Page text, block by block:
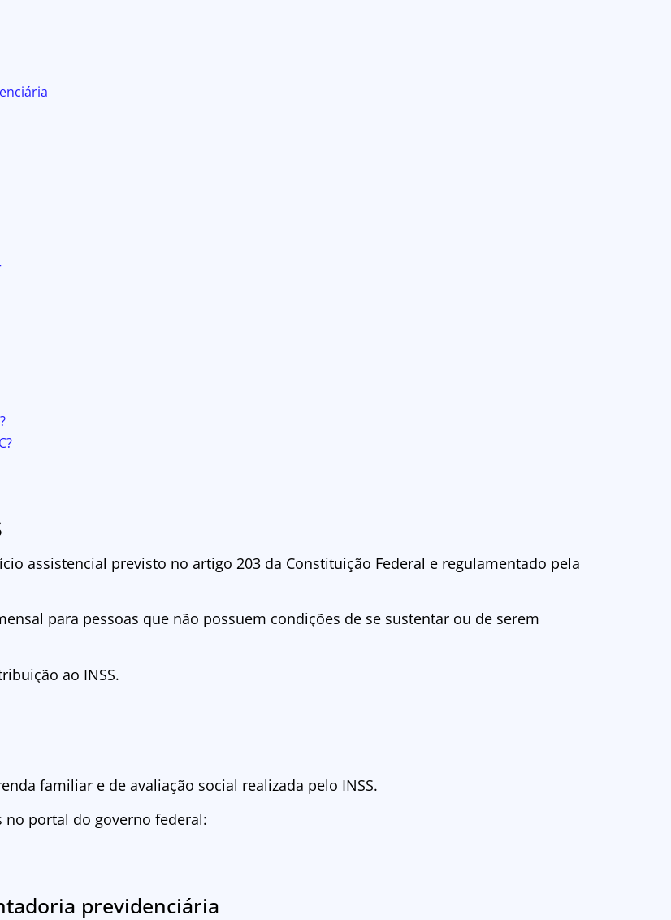
assistencial previsto no artigo 203 da Constituição Federal e regulamentado pela
para pessoas que não possuem condições de se sustentar ou de serem
ao INSS.
familiar e de avaliação social realizada pelo INSS.
portal do governo federal:
previdenciária